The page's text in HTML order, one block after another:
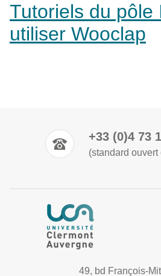
Tutoriels du pôle
utiliser Wooclap
+33 (0)4 73
(standard
49, bd François-